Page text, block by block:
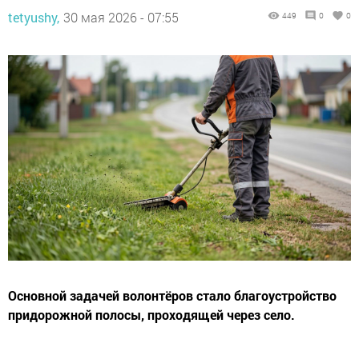
tetyushy, 30 мая 2026 - 07:55 449 0 0
Основной задачей волонтёров стало благоустройство
придорожной полосы, проходящей через село.